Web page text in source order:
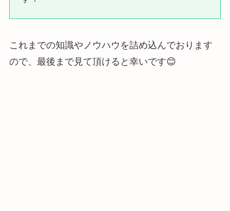
これまでの知識やノウハウを詰め込んでおります
ので、最後まで見て頂けると幸いです😊